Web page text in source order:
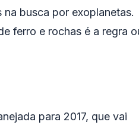
busca por exoplanetas.
ferro e rochas é a regra
para 2017, que vai